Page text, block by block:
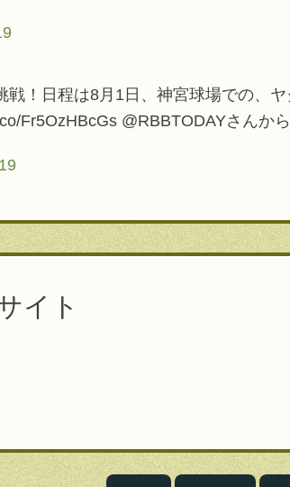
！日程は8月1日、神宮球場での、
Fr5OzHBcGs @RBBTODAYさんから
イト